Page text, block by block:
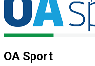
OA Sport